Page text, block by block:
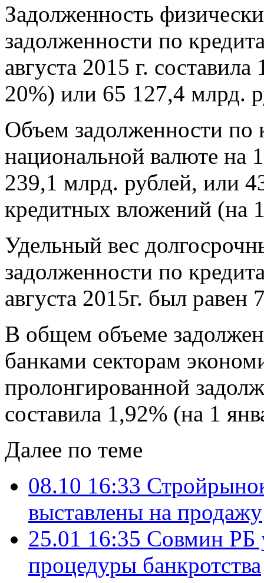
Задолженность
задолженности по
августа 2015 г.
20%) или 65 127,4 млрд.
Объем задолженности по
национальной валюте на
239,1 млрд. рублей, или
кредитных вложений (на
Удельный вес
задолженности по
августа 2015г. был равен
В общем объеме
банками секторам
пролонгированной
составила 1,92% (на 1
Далее по теме
08.10 16:33
выставлены на продажу
25.01 16:35 Совмин РБ
процедуры банкротства